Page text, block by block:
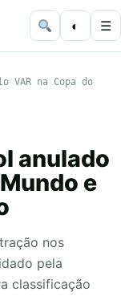
◐ ☰
VAR na Copa do
anulado
e
nos
pela
classificação